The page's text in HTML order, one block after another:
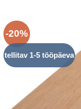
-20%
tellitav 1-5 tööpäeva